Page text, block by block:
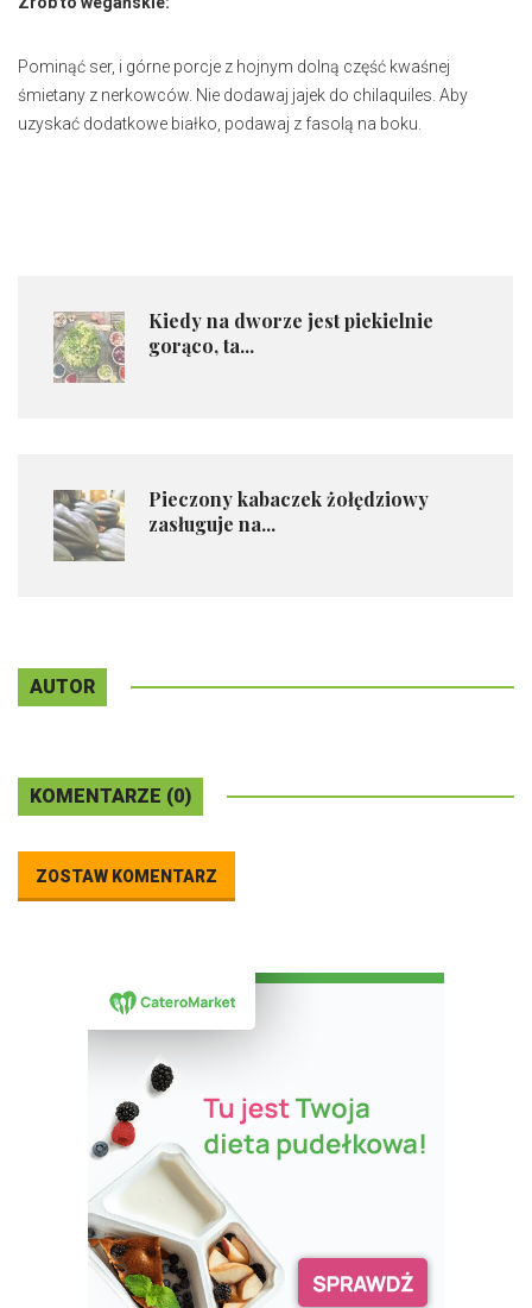
Pominąć ser, i górne porcje z hojnym dolną część kwaśnej
śmietany z nerkowców. Nie dodawaj jajek do chilaquiles. Aby
uzyskać dodatkowe białko, podawaj z fasolą na boku.
Kiedy na dworze jest piekielnie
gorąco, ta...
Pieczony kabaczek żołędziowy
zasługuje na...
AUTOR
KOMENTARZE (0)
ZOSTAW KOMENTARZ